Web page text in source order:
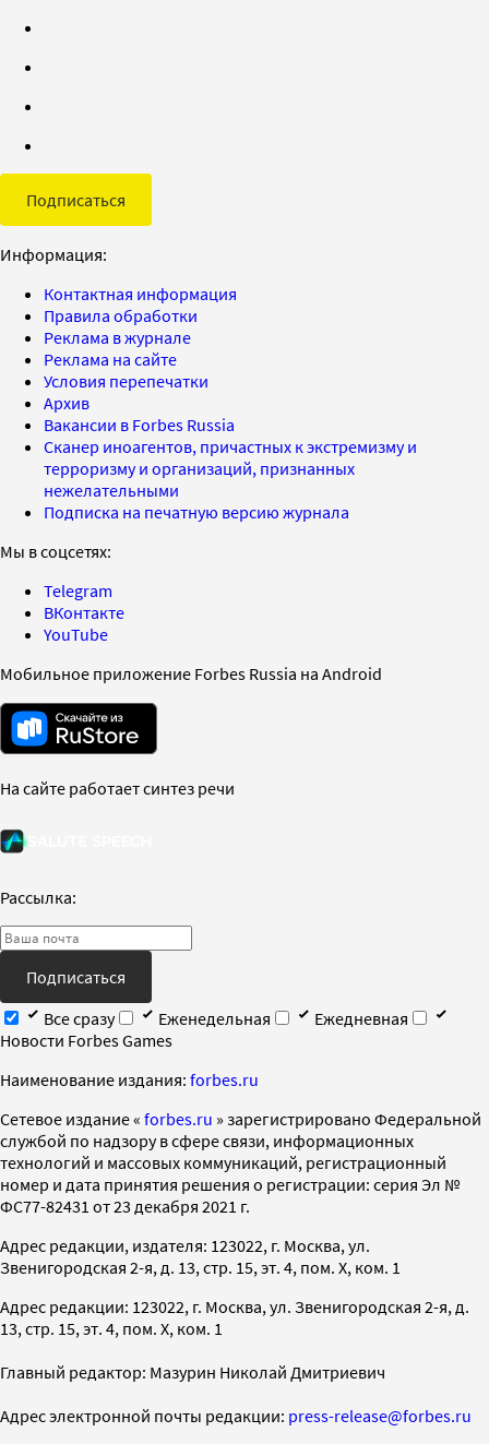
Подписаться
Информация:
Контактная информация
Правила обработки
Реклама в журнале
Реклама на сайте
Условия перепечатки
Архив
Вакансии в Forbes Russia
Сканер иноагентов, причастных к экстремизму и
терроризму и организаций, признанных
нежелательными
Подписка на печатную версию журнала
Мы в соцсетях:
Telegram
ВКонтакте
YouTube
Мобильное приложение Forbes Russia на Android
На сайте работает синтез речи
Рассылка:
Подписаться
Все сразу
Еженедельная
Ежедневная
Новости Forbes Games
Наименование издания: forbes.ru
Cетевое издание « forbes.ru » зарегистрировано Федеральной
службой по надзору в сфере связи, информационных
технологий и массовых коммуникаций, регистрационный
номер и дата принятия решения о регистрации: серия Эл №
ФС77-82431 от 23 декабря 2021 г.
Адрес редакции, издателя: 123022, г. Москва, ул.
Звенигородская 2-я, д. 13, стр. 15, эт. 4, пом. X, ком. 1
Адрес редакции: 123022, г. Москва, ул. Звенигородская 2-я, д.
13, стр. 15, эт. 4, пом. X, ком. 1
Главный редактор: Мазурин Николай Дмитриевич
Адрес электронной почты редакции: press-release@forbes.ru